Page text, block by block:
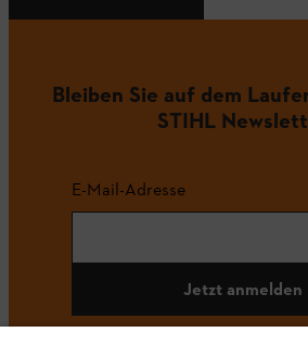
Bleiben Sie auf dem
STIHL
E-Mail-Adresse
Jetzt anmelden